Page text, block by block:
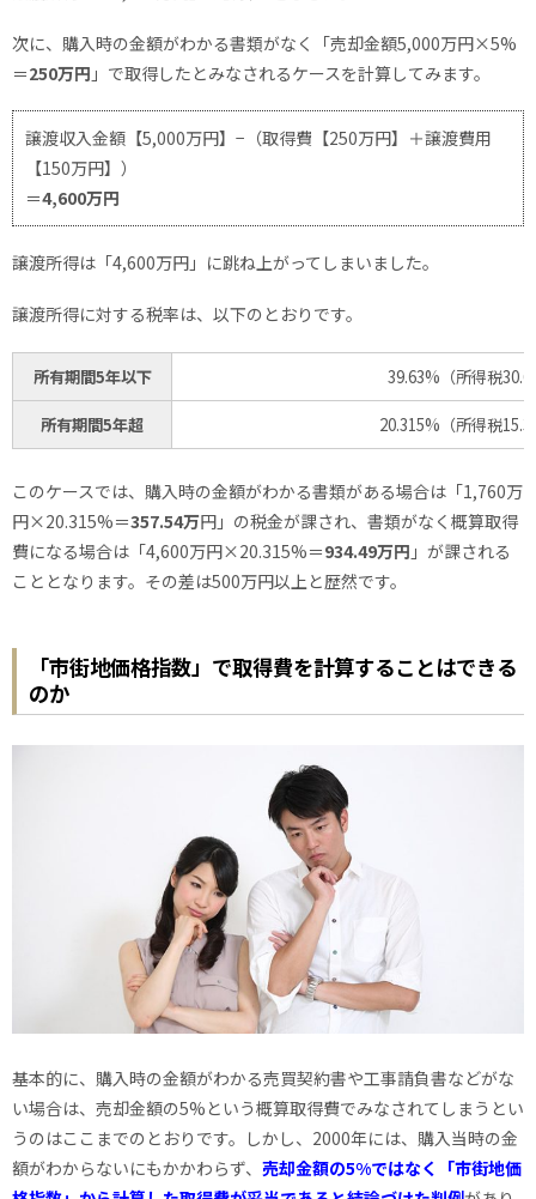
次に、購入時の金額がわかる書類がなく「売却金額5,000万円×5%
＝250万円 」で取得したとみなされるケースを計算してみます。
譲渡収入金額【5,000万円】−（取得費【250万円】＋譲渡費用
【150万円】）
＝4,600万円
譲渡所得は「4,600万円」に跳ね上がってしまいました。
譲渡所得に対する税率は、以下のとおりです。
所有期間5年以下 39.63%（所得税
所有期間5年超 20.315%（所得税
このケースでは、購入時の金額がわかる書類がある場合は「1,760万
円×20.315%＝357.54万円」の税金が課され、書類がなく概算取得
費になる場合は「4,600万円×20.315%＝934.49万円 」が課される
こととなります。その差は500万円以上と歴然です。
「市街地価格指数」で取得費を計算することはできる
のか
基本的に、購入時の金額がわかる売買契約書や工事請負書などがな
い場合は、売却金額の5%という概算取得費でみなされてしまうとい
うのはここまでのとおりです。しかし、2000年には、購入当時の金
額がわからないにもかかわらず、 売却金額の5%ではなく「市街地価